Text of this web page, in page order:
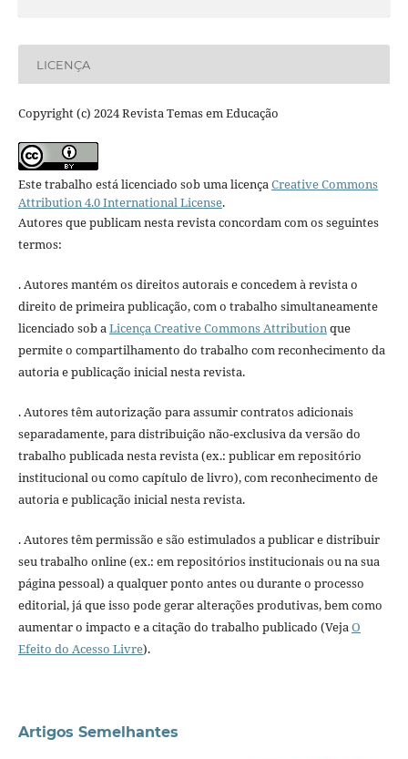
LICENÇA
Copyright (c) 2024 Revista Temas em Educação
Este trabalho está licenciado sob uma licençaCreative Commons
Attribution 4.0 International License.
Autores que publicam nesta revista concordam com os seguintes
termos:
. Autores mantém os direitos autorais e concedem à revista o
direito de primeira publicação, com o trabalho simultaneamente
licenciado sob aLicença Creative Commons Attributionque
permite o compartilhamento do trabalho com reconhecimento da
autoria e publicação inicial nesta revista.
. Autores têm autorização para assumir contratos adicionais
separadamente, para distribuição não-exclusiva da versão do
trabalho publicada nesta revista (ex.: publicar em repositório
institucional ou como capítulo de livro), com reconhecimento de
autoria e publicação inicial nesta revista.
. Autores têm permissão e são estimulados a publicar e distribuir
seu trabalho online (ex.: em repositórios institucionais ou na sua
página pessoal) a qualquer ponto antes ou durante o processo
editorial, já que isso pode gerar alterações produtivas, bem como
aumentar o impacto e a citação do trabalho publicado (VejaO
Efeito do Acesso Livre).
Artigos Semelhantes